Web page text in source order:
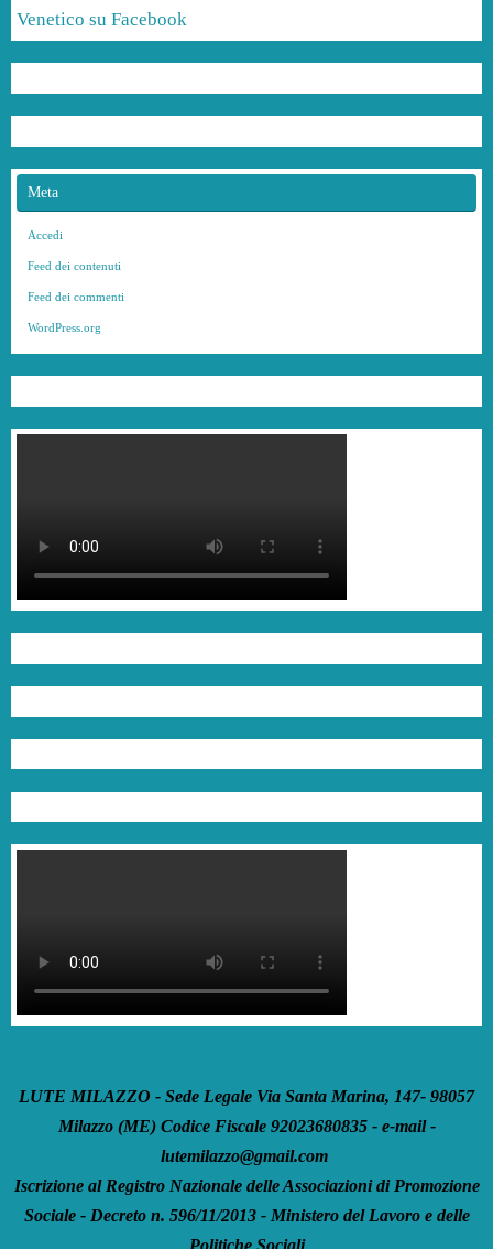
Venetico su Facebook
Meta
Accedi
Feed dei contenuti
Feed dei commenti
WordPress.org
LUTE MILAZZO - Sede Legale Via Santa Marina, 147- 98057
Milazzo (ME) Codice Fiscale 92023680835 - e-mail -
lutemilazzo@gmail.com
Iscrizione al Registro Nazionale delle Associazioni di Promozione
Sociale - Decreto n. 596/11/2013 - Ministero del Lavoro e delle
Politiche Sociali